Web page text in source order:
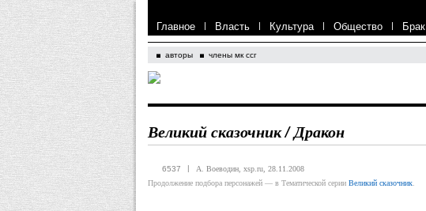
Главное | Власть | Культура | Общество | Брак
авторы члены мк ссг
Великий сказочник / Дракон
6537 |
А. Воеводин, xsp.ru, 28.11.2008
Продолжение подбора персонажей — в Тематической серии Великий сказочник